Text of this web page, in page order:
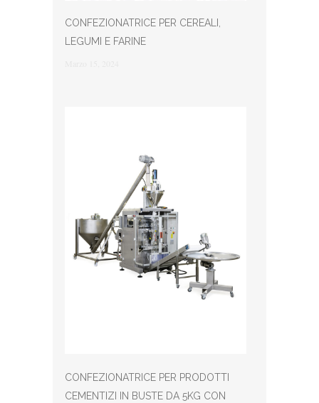
CONFEZIONATRICE PER CEREALI,
LEGUMI E FARINE
CONFEZIONATRICE PER PRODOTTI
CEMENTIZI IN BUSTE DA 5KG CON